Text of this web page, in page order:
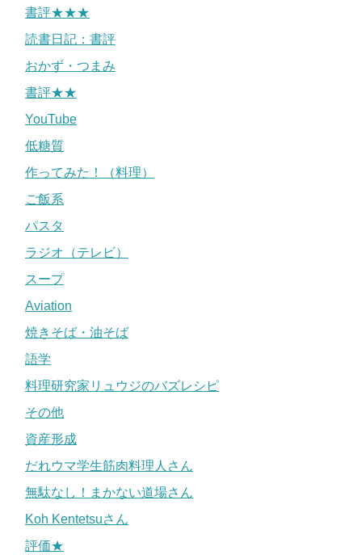
書評★★★
読書日記：書評
おかず・つまみ
書評★★
YouTube
低糖質
作ってみた！（料理）
ご飯系
パスタ
ラジオ（テレビ）
スープ
Aviation
焼きそば・油そば
語学
料理研究家リュウジのバズレシピ
その他
資産形成
だれウマ学生筋肉料理人さん
無駄なし！まかない道場さん
Koh Kentetsuさん
評価★